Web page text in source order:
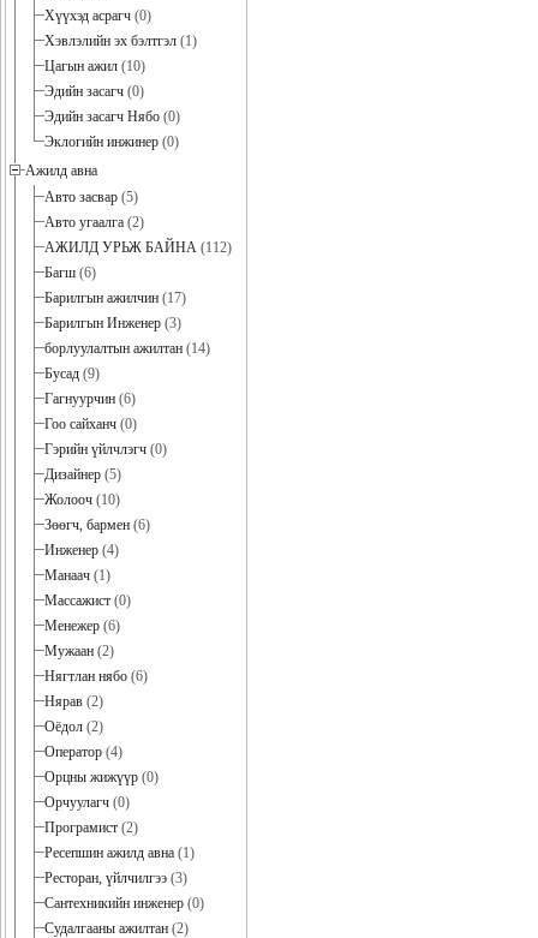
Хүүхэд асрагч (0)
Хэвлэлийн эх бэлтгэл (1)
Цагын ажил (10)
Эдийн засагч (0)
Эдийн засагч Нябо (0)
Эклогийн инжинер (0)
Ажилд авна
Авто засвар (5)
Авто угаалга (2)
АЖИЛД УРЬЖ БАЙНА (112)
Багш (6)
Барилгын ажилчин (17)
Барилгын Инженер (3)
борлуулалтын ажилтан (14)
Бусад (9)
Гагнуурчин (6)
Гоо сайханч (0)
Гэрийн үйлчлэгч (0)
Дизайнер (5)
Жолооч (10)
Зөөгч, бармен (6)
Инженер (4)
Манаач (1)
Массажист (0)
Менежер (6)
Мужаан (2)
Нягтлан нябо (6)
Нярав (2)
Оёдол (2)
Оператор (4)
Орцны жижүүр (0)
Орчуулагч (0)
Програмист (2)
Ресепшин ажилд авна (1)
Ресторан, үйлчилгээ (3)
Сантехникийн инженер (0)
Судалгааны ажилтан (2)